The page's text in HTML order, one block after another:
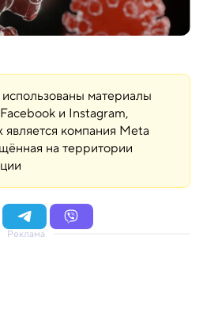
материалы
и Instagram,
компания Meta
на территории
Реклама